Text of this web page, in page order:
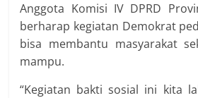
Anggota Komisi IV DPRD
berharap kegiatan Demokrat
bisa membantu masyarakat
mampu.
“Kegiatan bakti sosial ini kita